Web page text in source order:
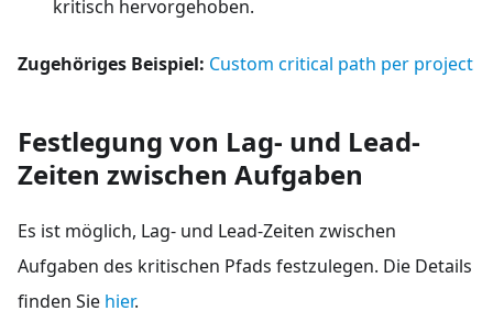
kritisch hervorgehoben.
Zugehöriges Beispiel: Custom critical path per project
Festlegung von Lag- und Lead-
Zeiten zwischen Aufgaben
Es ist möglich, Lag- und Lead-Zeiten zwischen
Aufgaben des kritischen Pfads festzulegen. Die Details
finden Sie hier.